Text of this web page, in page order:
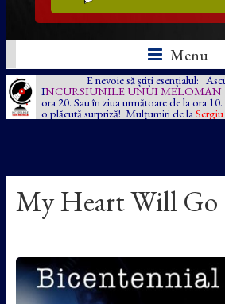
Menu
E nevoie să știți esențialul:
INCURSIUNILE UNUI MELOMAN
ora 20. Sau în ziua următoare de la ora 10.
o plăcută surpriză! Mulțumiri de la
My Heart Will